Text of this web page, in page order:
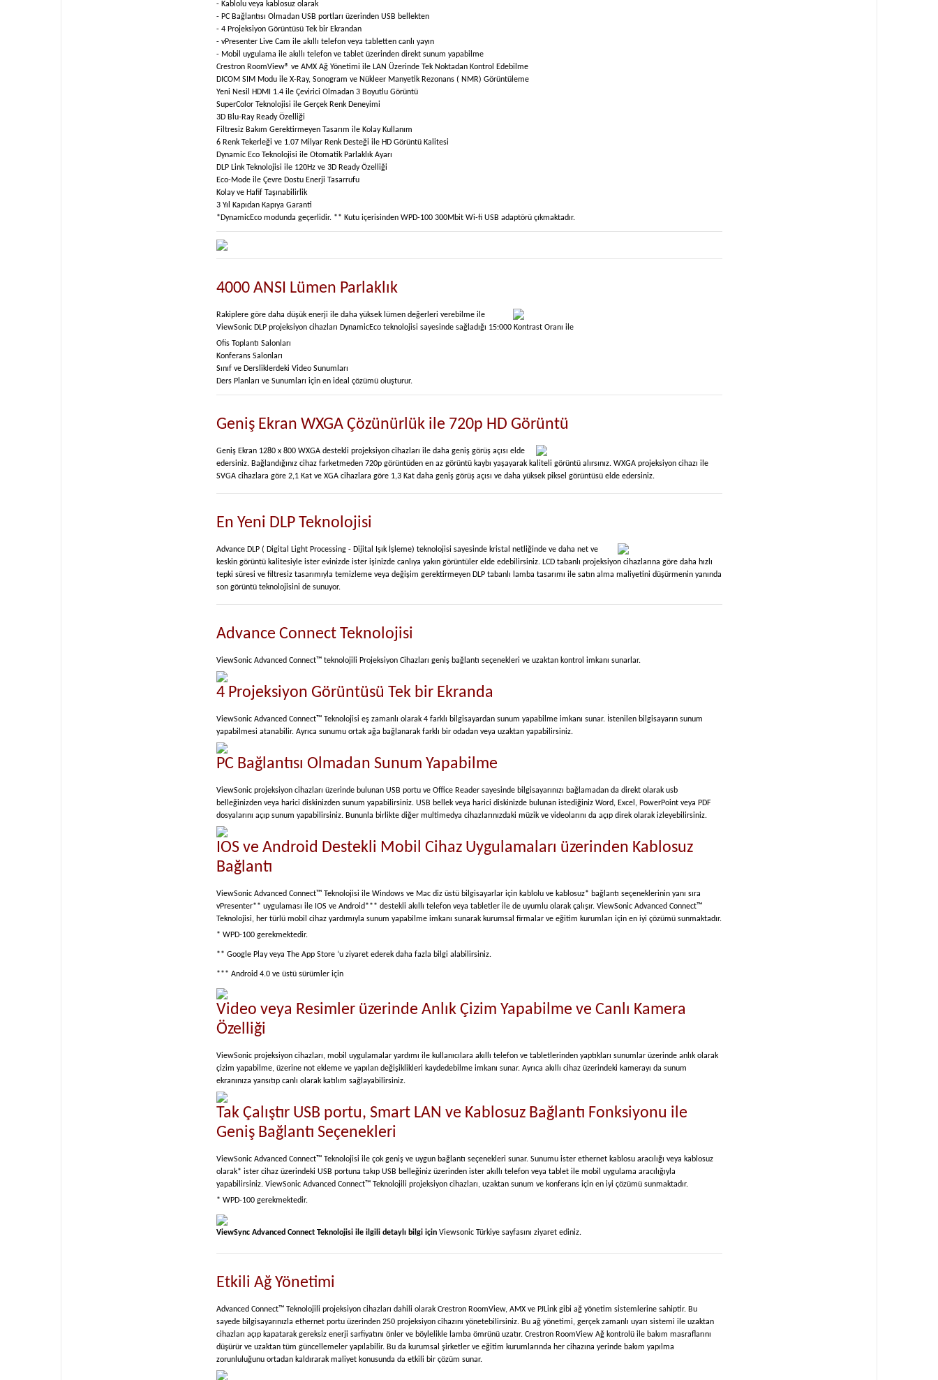
- Kablolu veya kablosuz olarak
- PC Bağlantısı Olmadan USB portları üzerinden USB bellekten
- 4 Projeksiyon Görüntüsü Tek bir Ekrandan
- vPresenter Live Cam ile akıllı telefon veya tabletten canlı yayın
- Mobil uygulama ile akıllı telefon ve tablet üzerinden direkt sunum yapabilme
Crestron RoomView® ve AMX Ağ Yönetimi ile LAN Üzerinde Tek Noktadan Kontrol Edebilme
DICOM SIM Modu ile X-Ray, Sonogram ve Nükleer Manyetik Rezonans ( NMR) Görüntüleme
Yeni Nesil HDMI 1.4 ile Çevirici Olmadan 3 Boyutlu Görüntü
SuperColor Teknolojisi ile Gerçek Renk Deneyimi
3D Blu-Ray Ready Özelliği
Filtresiz Bakım Gerektirmeyen Tasarım ile Kolay Kullanım
6 Renk Tekerleği ve 1.07 Milyar Renk Desteği ile HD Görüntü Kalitesi
Dynamic Eco Teknolojisi ile Otomatik Parlaklık Ayarı
DLP Link Teknolojisi ile 120Hz ve 3D Ready Özelliği
Eco-Mode ile Çevre Dostu Enerji Tasarrufu
Kolay ve Hafif Taşınabilirlik
3 Yıl Kapıdan Kapıya Garanti
*DynamicEco modunda geçerlidir. ** Kutu içerisinden WPD-100 300Mbit Wi-fi USB adaptörü çıkmaktadır.
4000 ANSI Lümen Parlaklık
Rakiplere göre daha düşük enerji ile daha yüksek lümen değerleri verebilme ile
ViewSonic DLP projeksiyon cihazları DynamicEco teknolojisi sayesinde sağladığı 15:000 Kontrast Oranı ile
Ofis Toplantı Salonları
Konferans Salonları
Sınıf ve Dersliklerdeki Video Sunumları
Ders Planları ve Sunumları için en ideal çözümü oluşturur.
Geniş Ekran WXGA Çözünürlük ile 720p HD Görüntü
Geniş Ekran 1280 x 800 WXGA destekli projeksiyon cihazları ile daha geniş görüş açısı elde
edersiniz. Bağlandığınız cihaz farketmeden 720p görüntüden en az görüntü kaybı yaşayarak kaliteli görüntü alırsınız. WXGA projeksiyon cihazı ile
SVGA cihazlara göre 2,1 Kat ve XGA cihazlara göre 1,3 Kat daha geniş görüş açısı ve daha yüksek piksel görüntüsü elde edersiniz.
En Yeni DLP Teknolojisi
Advance DLP ( Digital Light Processing - Dijital Işık İşleme) teknolojisi sayesinde kristal netliğinde ve daha net ve
keskin görüntü kalitesiyle ister evinizde ister işinizde canlıya yakın görüntüler elde edebilirsiniz. LCD tabanlı projeksiyon cihazlarına göre daha hızlı
tepki süresi ve filtresiz tasarımıyla temizleme veya değişim gerektirmeyen DLP tabanlı lamba tasarımı ile satın alma maliyetini düşürmenin yanında
son görüntü teknolojisini de sunuyor.
Advance Connect Teknolojisi
ViewSonic Advanced Connect™ teknolojili Projeksiyon Cihazları geniş bağlantı seçenekleri ve uzaktan kontrol imkanı sunarlar.
4 Projeksiyon Görüntüsü Tek bir Ekranda
ViewSonic Advanced Connect™ Teknolojisi eş zamanlı olarak 4 farklı bilgisayardan sunum yapabilme imkanı sunar. İstenilen bilgisayarın sunum
yapabilmesi atanabilir. Ayrıca sunumu ortak ağa bağlanarak farklı bir odadan veya uzaktan yapabilirsiniz.
PC Bağlantısı Olmadan Sunum Yapabilme
ViewSonic projeksiyon cihazları üzerinde bulunan USB portu ve Office Reader sayesinde bilgisayarınızı bağlamadan da direkt olarak usb
belleğinizden veya harici diskinizden sunum yapabilirsiniz. USB bellek veya harici diskinizde bulunan istediğiniz Word, Excel, PowerPoint veya PDF
dosyalarını açıp sunum yapabilirsiniz. Bununla birlikte diğer multimedya cihazlarınızdaki müzik ve videolarını da açıp direk olarak izleyebilirsiniz.
IOS ve Android Destekli Mobil Cihaz Uygulamaları üzerinden Kablosuz
Bağlantı
ViewSonic Advanced Connect™ Teknolojisi ile Windows ve Mac diz üstü bilgisayarlar için kablolu ve kablosuz* bağlantı seçeneklerinin yanı sıra
vPresenter** uygulaması ile IOS ve Android*** destekli akıllı telefon veya tabletler ile de uyumlu olarak çalışır. ViewSonic Advanced Connect™
Teknolojisi, her türlü mobil cihaz yardımıyla sunum yapabilme imkanı sunarak kurumsal firmalar ve eğitim kurumları için en iyi çözümü sunmaktadır.
* WPD-100 gerekmektedir.
** Google Play veya The App Store ‘u ziyaret ederek daha fazla bilgi alabilirsiniz.
*** Android 4.0 ve üstü sürümler için
Video veya Resimler üzerinde Anlık Çizim Yapabilme ve Canlı Kamera
Özelliği
ViewSonic projeksiyon cihazları, mobil uygulamalar yardımı ile kullanıcılara akıllı telefon ve tabletlerinden yaptıkları sunumlar üzerinde anlık olarak
çizim yapabilme, üzerine not ekleme ve yapılan değişiklikleri kaydedebilme imkanı sunar. Ayrıca akıllı cihaz üzerindeki kamerayı da sunum
ekranınıza yansıtıp canlı olarak katılım sağlayabilirsiniz.
Tak Çalıştır USB portu, Smart LAN ve Kablosuz Bağlantı Fonksiyonu ile
Geniş Bağlantı Seçenekleri
ViewSonic Advanced Connect™ Teknolojisi ile çok geniş ve uygun bağlantı seçenekleri sunar. Sunumu ister ethernet kablosu aracılığı veya kablosuz
olarak* ister cihaz üzerindeki USB portuna takıp USB belleğiniz üzerinden ister akıllı telefon veya tablet ile mobil uygulama aracılığıyla
yapabilirsiniz. ViewSonic Advanced Connect™ Teknolojili projeksiyon cihazları, uzaktan sunum ve konferans için en iyi çözümü sunmaktadır.
* WPD-100 gerekmektedir.
ViewSync Advanced Connect Teknolojisi ile ilgili detaylı bilgi içinViewsonic Türkiye sayfasını ziyaret ediniz.
Etkili Ağ Yönetimi
Advanced Connect™ Teknolojili projeksiyon cihazları dahili olarak Crestron RoomView, AMX ve PJLink gibi ağ yönetim sistemlerine sahiptir. Bu
sayede bilgisayarınızla ethernet portu üzerinden 250 projeksiyon cihazını yönetebilirsiniz. Bu ağ yönetimi, gerçek zamanlı uyarı sistemi ile uzaktan
cihazları açıp kapatarak gereksiz enerji sarfiyatını önler ve böylelikle lamba ömrünü uzatır. Crestron RoomView Ağ kontrolü ile bakım masraflarını
düşürür ve uzaktan tüm güncellemeler yapılabilir. Bu da kurumsal şirketler ve eğitim kurumlarında her cihazına yerinde bakım yapılma
zorunluluğunu ortadan kaldırarak maliyet konusunda da etkili bir çözüm sunar.